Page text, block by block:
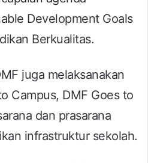
Development Goals
Berkualitas.
juga melaksanakan
Campus, DMF Goes to
dan prasarana
infrastruktur sekolah.